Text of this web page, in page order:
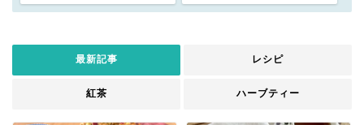
最新記事 レシピ
紅茶 ハーブティー